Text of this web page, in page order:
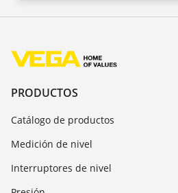
PRODUCTOS
Catálogo de productos
Medición de nivel
Interruptores de nivel